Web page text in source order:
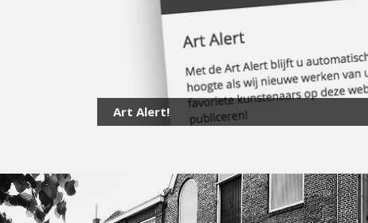
Art Alert!